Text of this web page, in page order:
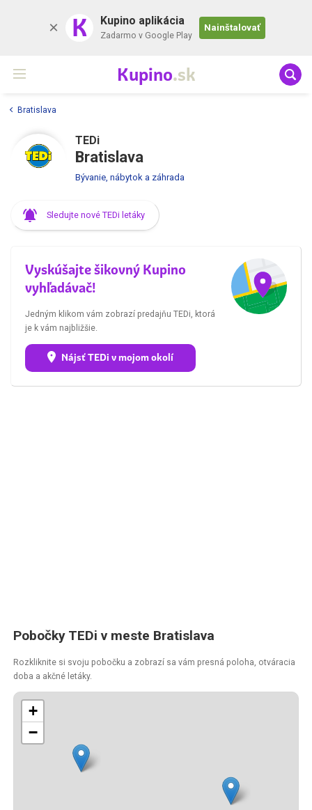
K Kupino aplikácia
Zadarmo v Google Play
Nainštalovať
Kupino.sk
Bratislava
TEDi
Bratislava
Bývanie, nábytok a záhrada
Sledujte nové TEDi letáky
Vyskúšajte šikovný Kupino
vyhľadávač!
Jedným klikom vám zobrazí predajňu TEDi, ktorá
je k vám najbližšie.
Nájsť TEDi v mojom okolí
Pobočky TEDi v meste Bratislava
Rozkliknite si svoju pobočku a zobrazí sa vám presná poloha, otváracia
doba a akčné letáky.
+
−